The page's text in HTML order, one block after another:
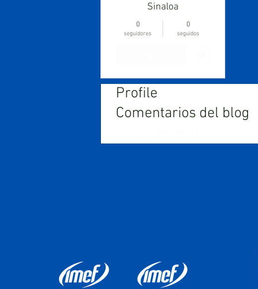
Sinaloa
0
seguidores
0
seguidos
Profile
Comentarios del blog